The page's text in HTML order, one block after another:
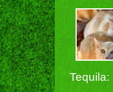
Tequila: